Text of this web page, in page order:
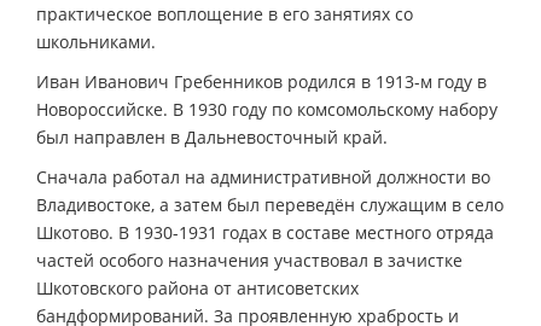
практическое воплощение в его занятиях со
школьниками.
Иван Иванович Гребенников родился в 1913-м году в
Новороссийске. В 1930 году по комсомольскому набору
был направлен в Дальневосточный край.
Сначала работал на административной должности во
Владивостоке, а затем был переведён служащим в село
Шкотово. В 1930-1931 годах в составе местного отряда
частей особого назначения участвовал в зачистке
Шкотовского района от антисоветских
бандформирований. За проявленную храбрость и